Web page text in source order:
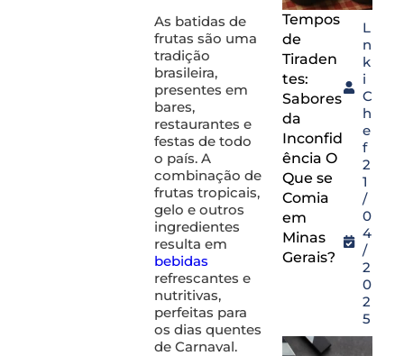
As batidas de
frutas são uma
tradição
brasileira,
presentes em
bares,
restaurantes e
festas de todo
o país. A
combinação de
frutas tropicais,
gelo e outros
ingredientes
resulta em
bebidas
refrescantes e
nutritivas,
perfeitas para
os dias quentes
de Carnaval.
Tempos
de
Tiraden
tes:
Sabores
da
Inconfid
ência O
Que se
Comia
em
Minas
Gerais?
L
n
k
i
C
h
e
f
2
1
/
0
4
/
2
0
2
5